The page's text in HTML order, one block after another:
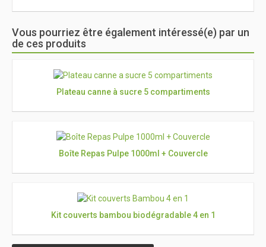
Vous pourriez être également intéressé(e) par un
de ces produits
Plateau canne à sucre 5 compartiments
Boîte Repas Pulpe 1000ml + Couvercle
Kit couverts bambou biodégradable 4 en 1